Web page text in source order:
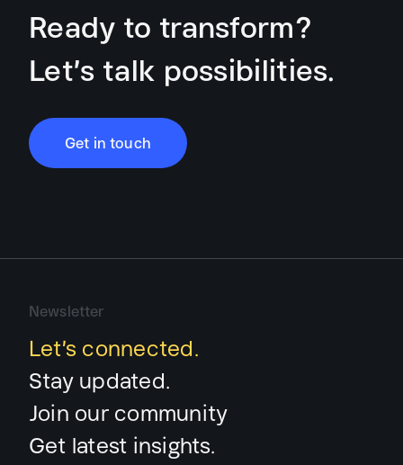
Ready to transform?
Let’s talk possibilities.
Get in touch
Newsletter
Let’s connected.
Stay updated.
Join our community
Get latest insights.